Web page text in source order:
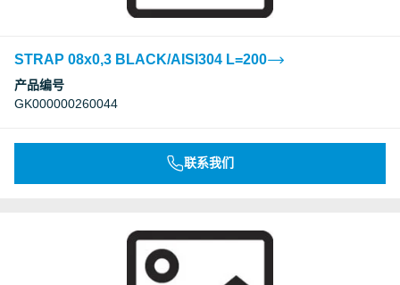
STRAP 08x0,3 BLACK/AISI304 L=200
产品编号
GK000000260044
联系我们